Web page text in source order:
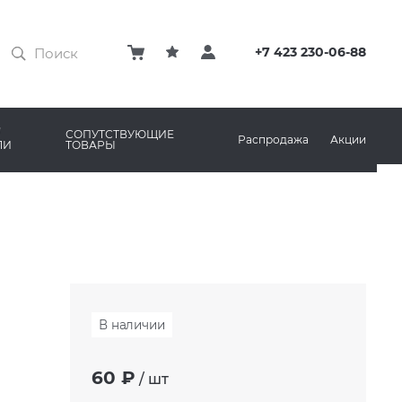
+7 423 230-06-88
MARAZZI
СОПУТСТВУЮЩИЕ
ТОВАРЫ
КЛЕЙ
СИСТЕМА ВЫРАВНИВАНИЯ
Распродажа Акции
В наличии
60 ₽ / шт